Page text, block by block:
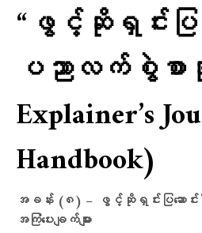
“ဖွင့်ဆိုရှင်းပ
ပညာလက်စွဲစာ
Explainer’s
Handbook)
အခန်း (၈) − ဖွင့်ဆိုရှင်းပြဆောင်
အကြံပေးချက်များ